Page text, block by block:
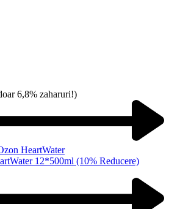
6,8% zaharuri!)
12*500ml (10% Reducere)